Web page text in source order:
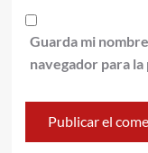
Guarda mi
navegador para